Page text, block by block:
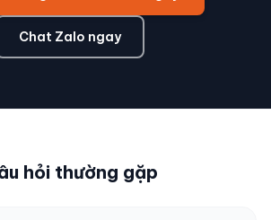
Chat Zalo ngay
hỏi thường gặp